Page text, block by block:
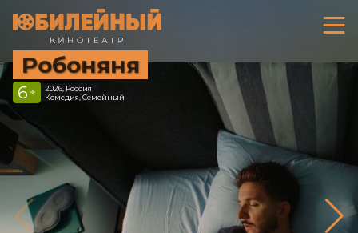
Робоняня
6 +
2026, Россия
Комедия, Семейный